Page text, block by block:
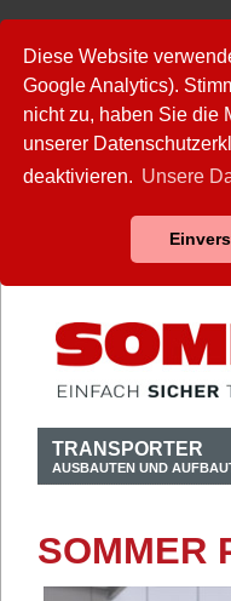
Diese Website
Google Analytics).
nicht zu, haben Sie die
unserer
deaktivieren. Unsere
TRANSPORTER
AUSBAUTEN UND
SOMMER